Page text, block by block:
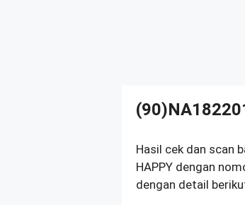
Hasil cek dan scan
HAPPY dengan
dengan detail